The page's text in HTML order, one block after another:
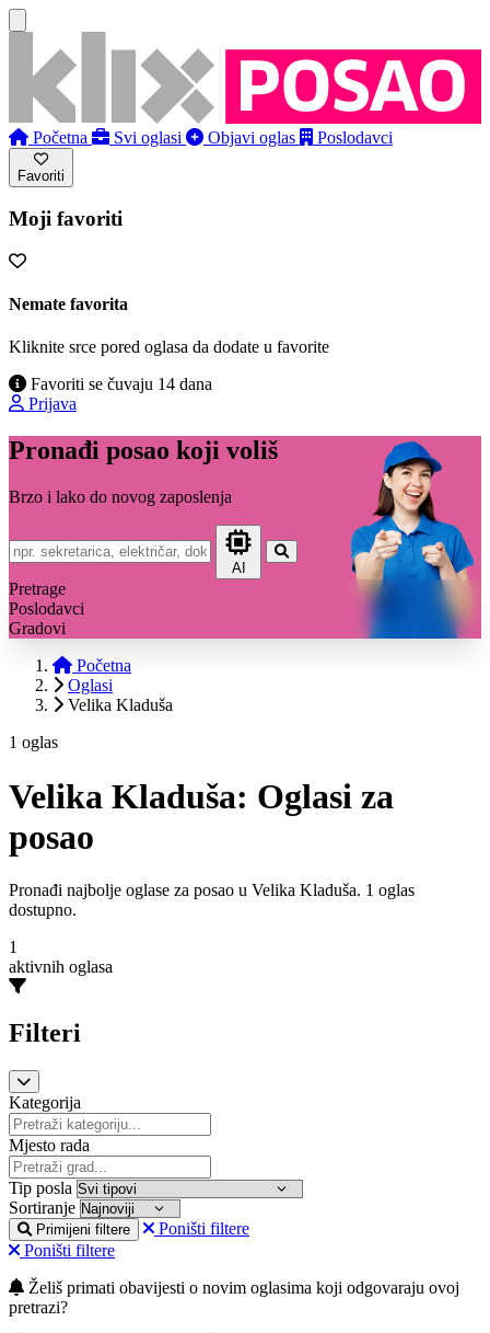
Početna Svi oglasi Objavi oglas Poslodavci
Favoriti
Moji favoriti
Nemate favorita
Kliknite srce pored oglasa da dodate u favorite
Favoriti se čuvaju 14 dana
Prijava
Pronađi posao koji voliš
Brzo i lako do novog zaposlenja
AI
Pretrage
Poslodavci
Gradovi
Početna
Oglasi
Velika Kladuša
1 oglas
Velika Kladuša: Oglasi za
posao
Pronađi najbolje oglase za posao u Velika Kladuša. 1 oglas
dostupno.
1
aktivnih oglasa
Filteri
Kategorija
Mjesto rada
Tip posla
Sortiranje
Primijeni filtere
Poništi filtere
Poništi filtere
Želiš primati obavijesti o novim oglasima koji odgovaraju ovoj
pretrazi?